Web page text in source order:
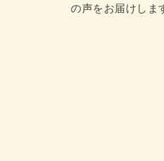
の声をお届けしま